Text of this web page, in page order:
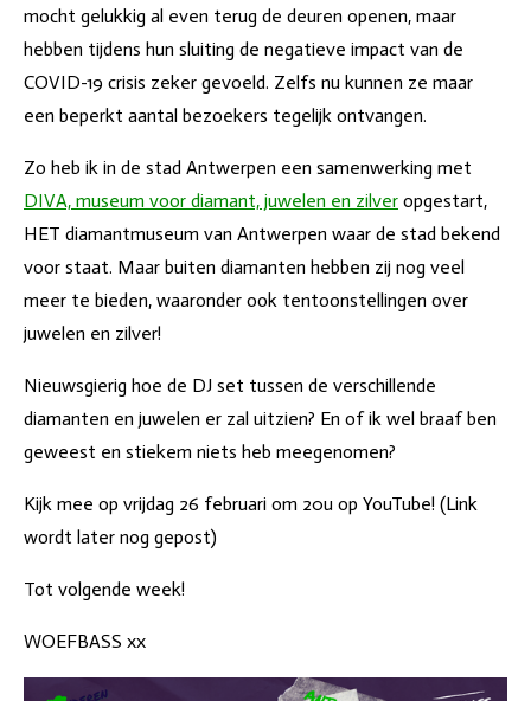
mocht gelukkig al even terug de deuren openen, maar
hebben tijdens hun sluiting de negatieve impact van de
COVID-19 crisis zeker gevoeld. Zelfs nu kunnen ze maar
een beperkt aantal bezoekers tegelijk ontvangen.
Zo heb ik in de stad Antwerpen een samenwerking met
DIVA, museum voor diamant, juwelen en zilver opgestart,
HET diamantmuseum van Antwerpen waar de stad bekend
voor staat. Maar buiten diamanten hebben zij nog veel
meer te bieden, waaronder ook tentoonstellingen over
juwelen en zilver!
Nieuwsgierig hoe de DJ set tussen de verschillende
diamanten en juwelen er zal uitzien? En of ik wel braaf ben
geweest en stiekem niets heb meegenomen?
Kijk mee op vrijdag 26 februari om 20u op YouTube! (Link
wordt later nog gepost)
Tot volgende week!
WOEFBASS xx